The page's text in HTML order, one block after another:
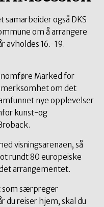
samarbeider også DKS
om å arrangere
avholdes 16.-19.
Marked for
om det
nye opplevelser
kunst-og
visningsarenaen, så
rundt 80 europeiske
arrangementet.
som særpreger
du reiser hjem, skal du